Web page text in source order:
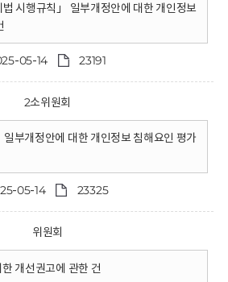
법 시행규칙」 일부개정안에 대한 개인정보
05-14 23191
2소위원회
일부개정안에 대한 개인정보 침해요인 평가
05-14 23325
위원회
개선권고에 관한 건